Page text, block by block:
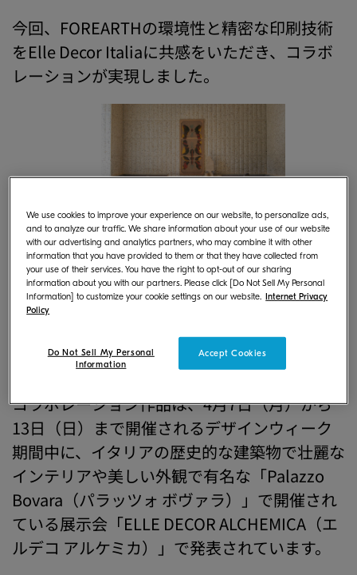
今回、FOREARTHの環境性と精密な印刷技術
をElle Decor Italiaに共感をいただき、コラボ
レーションが実現しました。
2001年にStudio Urquiolaを立ち上げ、イタリ
アの家具メーカーCassinaでアート・ディレク
ターも務めるPatricia Urquiola氏（パトリシ
ア・ウルキオラ）がデザインしたグラフィッ
クを当社の「FOREARTH」でプリントし、荘
コラボレーション作品は、4月7日（月）から
13日（日）まで開催されるデザインウィーク
期間中に、イタリアの歴史的な建築物で壮麗な
インテリアや美しい外観で有名な「Palazzo
Bovara（パラッツォ ボヴァラ）」で開催され
ている展示会「ELLE DECOR ALCHEMICA（エ
ルデコ アルケミカ）」で発表されています。
We use cookies to improve your experience on our website, to personalize ads,
and to analyze our traffic. We share information about your use of our website
with our advertising and analytics partners, who may combine it with other
information that you have provided to them or that they have collected from
your use of their services. You have the right to opt-out of our sharing
information about you with our partners. Please click [Do Not Sell My Personal
Information] to customize your cookie settings on our website. Internet Privacy
Policy
Accept Cookies
Do Not Sell My Personal
Information